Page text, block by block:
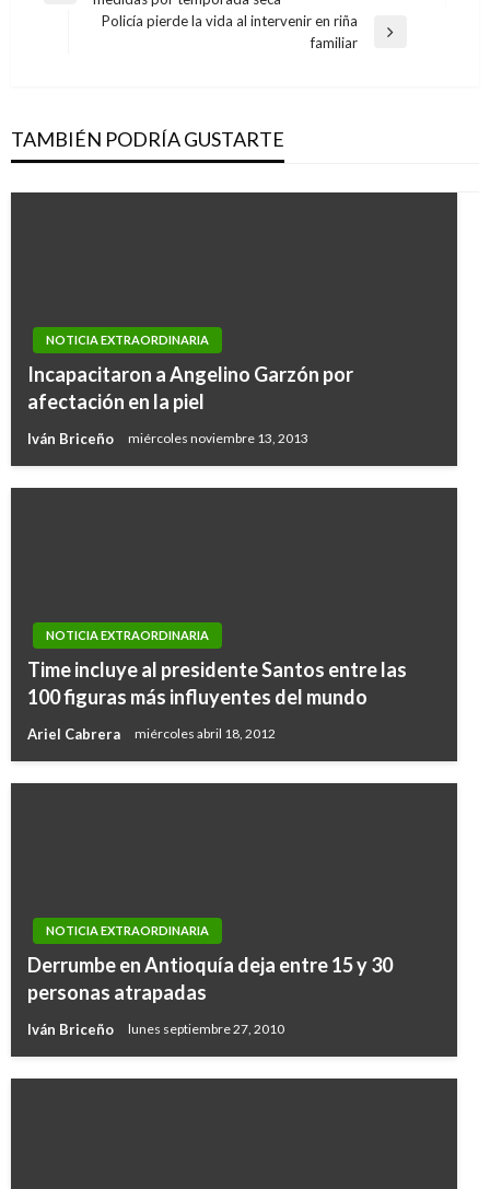
Policía pierde la vida al intervenir en riña
familiar
TAMBIÉN PODRÍA GUSTARTE
NOTICIA EXTRAORDINARIA
Incapacitaron a Angelino Garzón por
afectación en la piel
Iván Briceño miércoles noviembre 13, 2013
NOTICIA EXTRAORDINARIA
Time incluye al presidente Santos entre las
100 figuras más influyentes del mundo
Ariel Cabrera miércoles abril 18, 2012
NOTICIA EXTRAORDINARIA
Derrumbe en Antioquía deja entre 15 y 30
personas atrapadas
Iván Briceño lunes septiembre 27, 2010